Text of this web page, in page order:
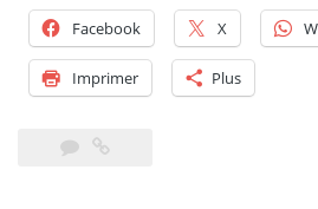
les
noms
des
personnages
Harry
Facebook X
Imprimer Plus